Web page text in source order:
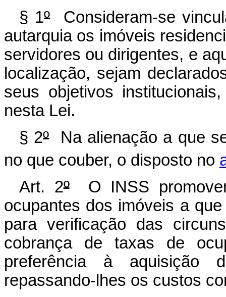
§ 1ºConsideram-se
autarquia os imóveis
servidores ou dirigentes, e
localização, sejam
seus objetivos
nesta Lei.
§ 2ºNa alienação a que
no que couber, o disposto no
Art. 2ºO INSS
ocupantes dos imóveis a
para verificação das
cobrança de taxas de
preferência à aquisição
repassando-lhes os custos